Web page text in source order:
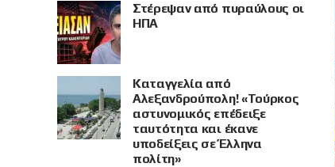
Στέρεψαν από πυραύλους οι
ΗΠΑ
Καταγγελία από
Αλεξανδρούπολη! «Τούρκος
αστυνομικός επέδειξε
ταυτότητα και έκανε
υποδείξεις σε Έλληνα
πολίτη»